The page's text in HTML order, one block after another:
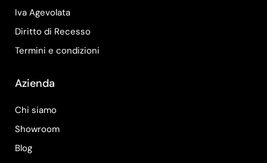
Iva Agevolata
Diritto di Recesso
Termini e condizioni
Azienda
Chi siamo
Showroom
Blog